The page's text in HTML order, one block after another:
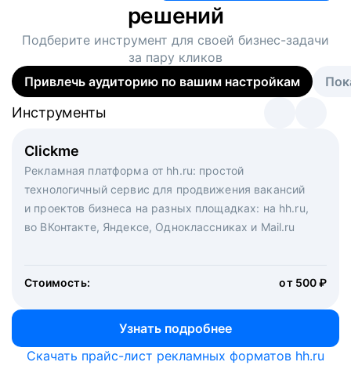
решений
Подберите инструмент для своей бизнес-задачи
за пару кликов
Привлечь аудиторию по вашим настройкам
Clickme
Рекламная платформа от hh.ru: простой
технологичный сервис для продвижения вакансий
и проектов бизнеса на разных площадках: на hh.ru,
во ВКонтакте, Яндексе, Одноклассниках и Mail.ru
Стоимость: от 500 ₽
Узнать подробнее
Инструменты
Вакансия дня
Рекламный формат для вакансий на главной странице
hh.ru. Увеличивает количество откликов
Инструменты
Массовый подбор под ключ. Решите, сколько
кандидатов и когда вам нужно, и за дело возьмутся
маркетологи, рекрутеры и проектные менеджеры
hh.ru с целым набором digital-инструментов
Инструменты
Скачать прайс-лист рекламных форматов hh.ru